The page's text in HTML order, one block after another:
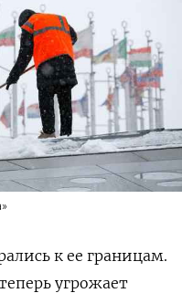
к ее границам.
угрожает